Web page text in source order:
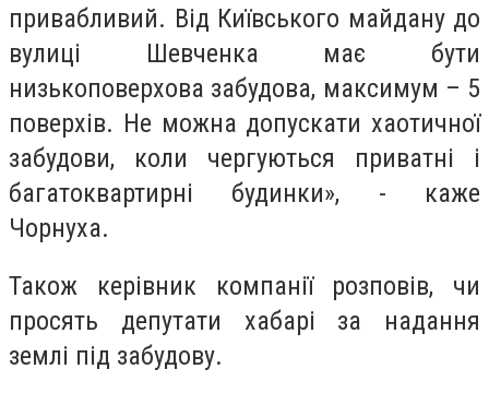
привабливий. Від Київського майдану до
вулиці Шевченка має бути
низькоповерхова забудова, максимум – 5
поверхів. Не можна допускати хаотичної
забудови, коли чергуються приватні і
багатоквартирні будинки», - каже
Чорнуха.
Також керівник компанії розповів, чи
просять депутати хабарі за надання
землі під забудову.